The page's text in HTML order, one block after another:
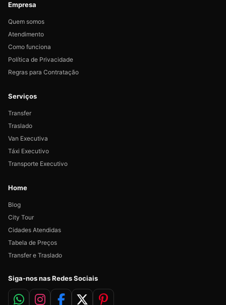
Empresa
Quem somos
Atendimento
Como funciona
Política de Privacidade
Regras para Contratação
Serviços
Transfer
Traslado
Van Executiva
Táxi Executivo
Transporte Executivo
Home
Blog
City Tour
Cidades Atendidas
Tabela de Preços
Transfer e Traslado
Siga-nos nas Redes Sociais